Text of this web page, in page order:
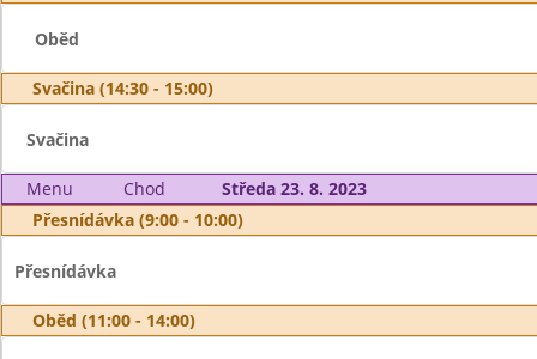
Oběd
Svačina (14:30 - 15:00)
Svačina
Menu Chod
Středa 23. 8. 2023
Přesnídávka (9:00 - 10:00)
Přesnídávka
Oběd (11:00 - 14:00)